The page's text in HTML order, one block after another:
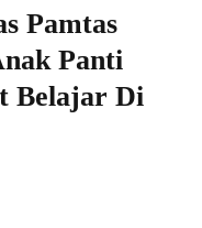
Pamtas
Panti
Belajar Di